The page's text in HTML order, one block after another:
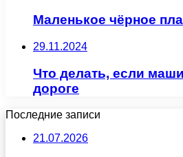
Маленькое чёрное
29.11.2024
Что делать, если
дороге
Последние записи
21.07.2026